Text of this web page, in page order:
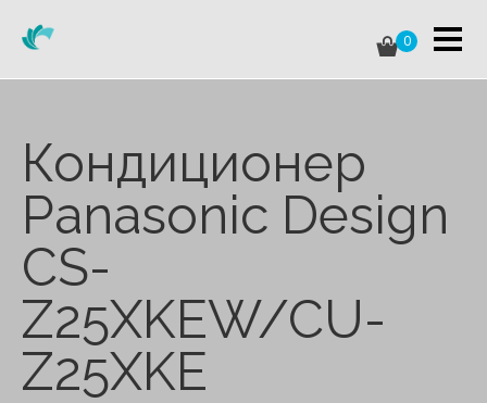
0
Кондиционер
Panasonic Design
CS-
Z25XKEW/CU-
Z25XKE